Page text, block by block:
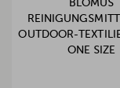
BLOMUS
OUTDOOR-
ONE SIZE